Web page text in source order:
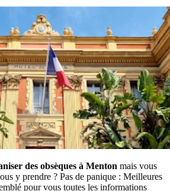
des obsèques à Menton mais vous
y prendre ? Pas de panique : Meilleures
pour vous toutes les informations